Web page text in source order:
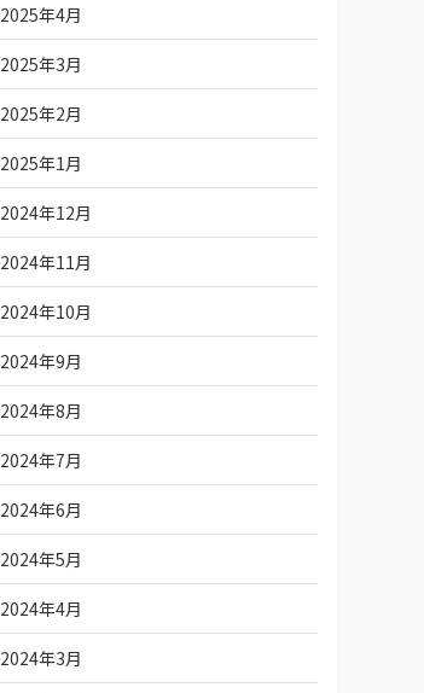
2025年4月
2025年3月
2025年2月
2025年1月
2024年12月
2024年11月
2024年10月
2024年9月
2024年8月
2024年7月
2024年6月
2024年5月
2024年4月
2024年3月